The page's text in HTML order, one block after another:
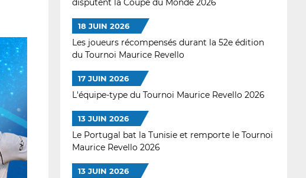
disputent la Coupe du Monde 2026
18 JUIN 2026
Les joueurs récompensés durant la 52e édition
du Tournoi Maurice Revello
17 JUIN 2026
L'équipe-type du Tournoi Maurice Revello 2026
13 JUIN 2026
Le Portugal bat la Tunisie et remporte le Tournoi
Maurice Revello 2026
13 JUIN 2026